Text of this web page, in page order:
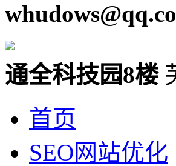
通全科技园8楼
首页
SEO网站优化